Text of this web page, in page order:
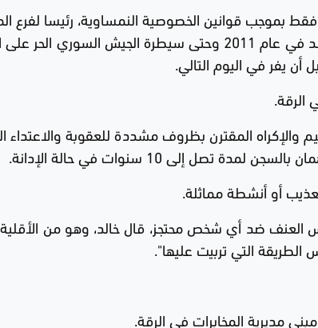
بموجب قوانين الخصوصية النمساوية، رئيسا لفرع
العامة السورية في الرقة منذ اندلاع الانتفاضة ضد الأسد في عام 2011 وحتى سيطرة الجيش
الرقة.
المقترن بظروف مشددة للعقوبة والاعتداء
إلى 10 سنوات في حالة الإدانة.
أو أنشطة مماثلة.
ضد أي شخص محتجز، قال خالد، وهو من الأقلية
التي تربيت عليها".
مديرية المخابرات في الرقة.